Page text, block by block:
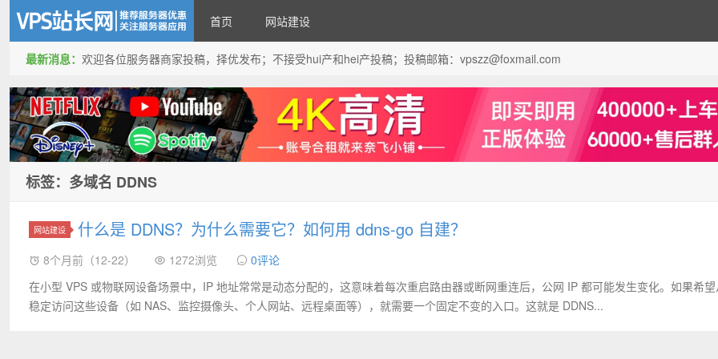
VPS站长网
首页 网站建设
最新消息： 欢迎各位服务器商家投稿，择优发布；不接受hui产和hei产投稿；投稿邮箱：vpszz@foxmail.com
标签：多域名 DDNS
网站建设 什么是 DDNS？为什么需要它？如何用 ddns-go 自建？
8个月前（12-22） 1272浏览
0评论
在小型 VPS 或物联网设备场景中，IP 地址常常是动态分配的，这意味着每次重启路由器或断网重连后，公网 IP 都可能发生变化。如果希
稳定访问这些设备（如 NAS、监控摄像头、个人网站、远程桌面等），就需要一个固定不变的入口。这就是 DDNS...